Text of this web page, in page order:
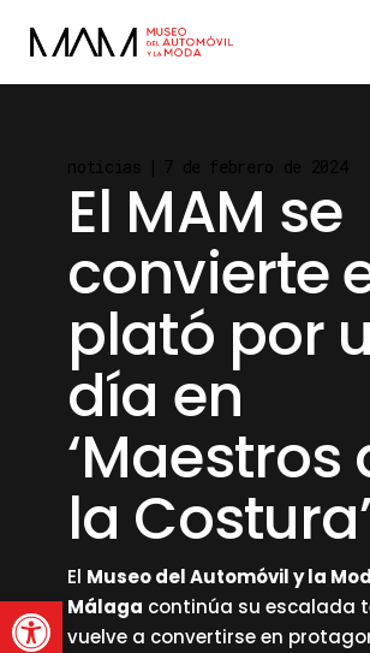
Abrir barra de
content
El MAM se
convierte
plató por
día en
‘Maestros
la
El Museo del Automóvil y la
Málaga continúa su escalada
vuelve a convertirse en